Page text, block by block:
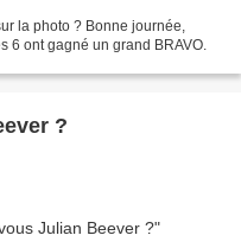
la photo ? Bonne journée,
6 ont gagné un grand BRAVO.
?